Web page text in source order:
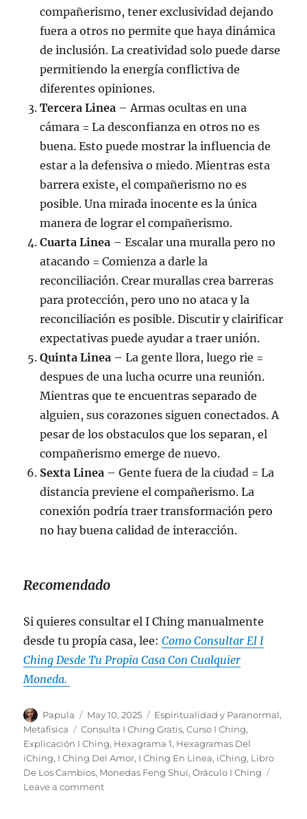
compañerismo, tener exclusividad dejando
fuera a otros no permite que haya dinámica
de inclusión. La creatividad solo puede darse
permitiendo la energía conflictiva de
diferentes opiniones.
Tercera Linea – Armas ocultas en una
cámara = La desconfianza en otros no es
buena. Esto puede mostrar la influencia de
estar a la defensiva o miedo. Mientras esta
barrera existe, el compañerismo no es
posible. Una mirada inocente es la única
manera de lograr el compañerismo.
Cuarta Linea – Escalar una muralla pero no
atacando = Comienza a darle la
reconciliación. Crear murallas crea barreras
para protección, pero uno no ataca y la
reconciliación es posible. Discutir y clairificar
expectativas puede ayudar a traer unión.
Quinta Linea – La gente llora, luego rie =
despues de una lucha ocurre una reunión.
Mientras que te encuentras separado de
alguien, sus corazones siguen conectados. A
pesar de los obstaculos que los separan, el
compañerismo emerge de nuevo.
Sexta Linea – Gente fuera de la ciudad = La
distancia previene el compañerismo. La
conexión podría traer transformación pero
no hay buena calidad de interacción.
Recomendado
Si quieres consultar el I Ching manualmente
desde tu propía casa, lee:Como Consultar El I
Ching Desde Tu Propia Casa Con Cualquier
Moneda.
Author
Papula
Posted
on
May 10, 2025 Categories
Espiritualidad y Paranormal,
Metafísica
Tags
Consulta I Ching Gratis,Curso I Ching,
Explicación I Ching, Hexagrama 1, Hexagramas Del
iChing, I Ching Del Amor, I Ching En Linea, iChing, Libro
De Los Cambios, Monedas Feng Shui,Oráculo I Ching
Leave a commenton